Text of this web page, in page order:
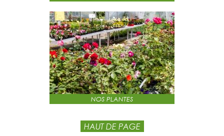
NOS PLANTES
HAUT DE PAGE